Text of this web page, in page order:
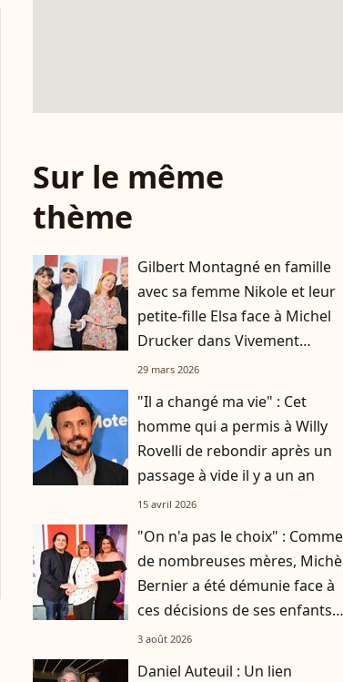
Sur le même
thème
Gilbert Montagné en famille
avec sa femme Nikole et leur
petite-fille Elsa face à Michel
Drucker dans Vivement
dimanche
29 mars 2026
"Il a changé ma vie" : Cet
homme qui a permis à Willy
Rovelli de rebondir après un
passage à vide il y a un an
15 avril 2026
"On n'a pas le choix" : Comme
de nombreuses mères,
Bernier a été démunie face à
ces décisions de ses enfants
Charlotte et Enzo
3 août 2026
Daniel Auteuil : Un lien